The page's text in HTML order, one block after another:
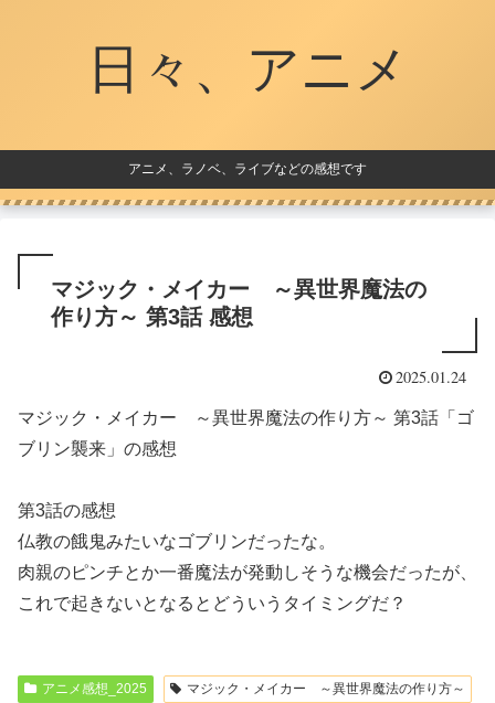
日々、アニメ
アニメ、ラノベ、ライブなどの感想です
マジック・メイカー ～異世界魔法の
作り方～ 第3話 感想
2025.01.24
マジック・メイカー ～異世界魔法の作り方～ 第3話「ゴ
ブリン襲来」の感想
第3話の感想
仏教の餓鬼みたいなゴブリンだったな。
肉親のピンチとか一番魔法が発動しそうな機会だったが、
これで起きないとなるとどういうタイミングだ？
アニメ感想_2025
マジック・メイカー ～異世界魔法の作り方～